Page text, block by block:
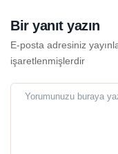
Bir yanıt yazın
E-posta adresiniz
işaretlenmişlerdir